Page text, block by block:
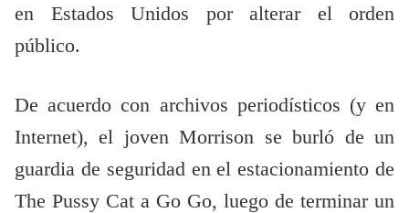
en Estados Unidos por alterar el orden
público.
De acuerdo con archivos periodísticos (y en
Internet), el joven Morrison se burló de un
guardia de seguridad en el estacionamiento de
The Pussy Cat a Go Go, luego de terminar un